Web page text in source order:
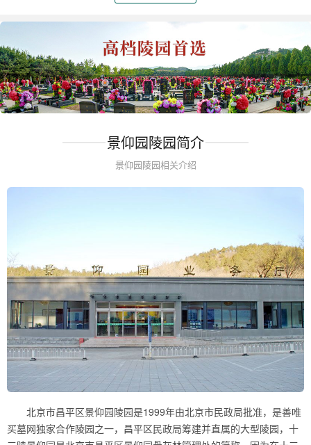
景仰园陵园简介
景仰园陵园相关介绍
北京市昌平区景仰园陵园是1999年由北京市民政局批准，是善唯
买墓网独家合作陵园之一，昌平区民政局筹建并直属的大型陵园，十